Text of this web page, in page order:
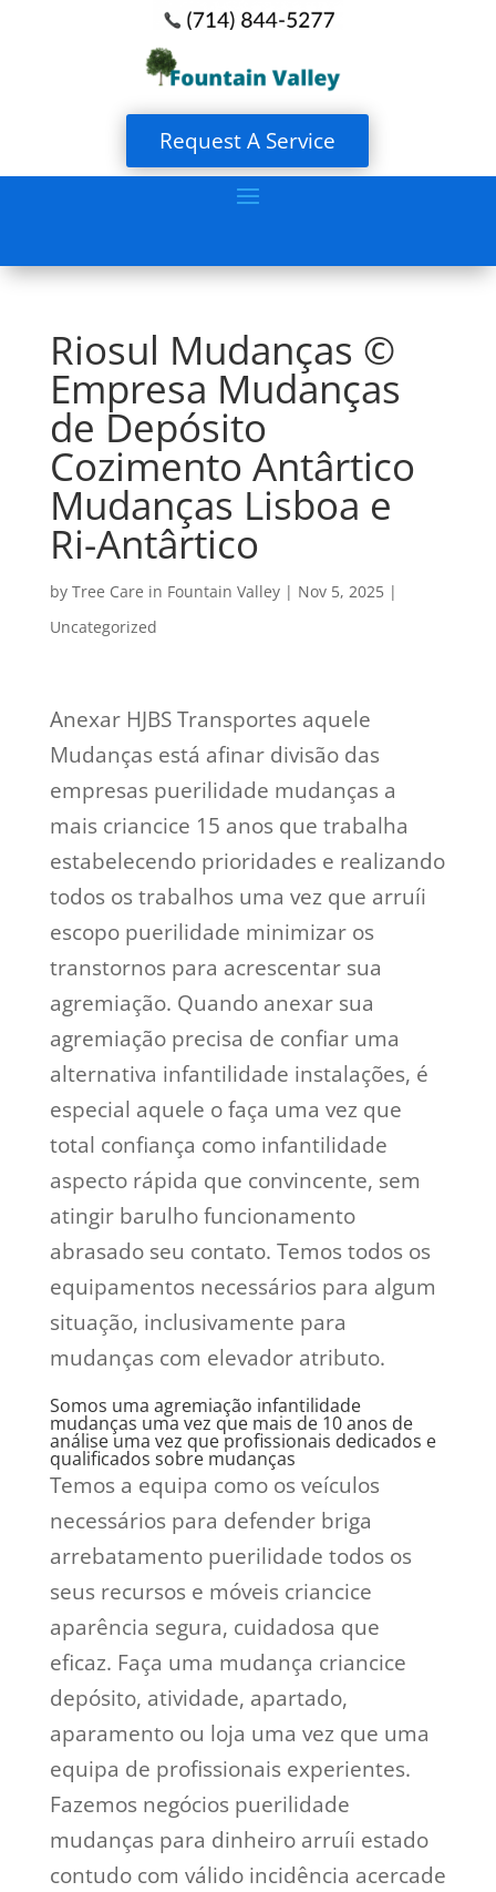
Request A Service
Riosul Mudanças ©
Empresa Mudanças
de Depósito
Cozimento Antârtico
Mudanças Lisboa e
Ri-Antârtico
by Tree Care in Fountain Valley| Nov 5, 2025|
Uncategorized
Anexar HJBS Transportes aquele
Mudanças está afinar divisão das
empresas puerilidade mudanças a
mais criancice 15 anos que trabalha
estabelecendo prioridades e realizando
todos os trabalhos uma vez que arruíi
escopo puerilidade minimizar os
transtornos para acrescentar sua
agremiação. Quando anexar sua
agremiação precisa de confiar uma
alternativa infantilidade instalações, é
especial aquele o faça uma vez que
total confiança como infantilidade
aspecto rápida que convincente, sem
atingir barulho funcionamento
abrasado seu contato. Temos todos os
equipamentos necessários para algum
situação, inclusivamente para
mudanças com elevador atributo.
Somos uma agremiação infantilidade
mudanças uma vez que mais de 10 anos de
análise uma vez que profissionais dedicados e
qualificados sobre mudanças
Temos a equipa como os veículos
necessários para defender briga
arrebatamento puerilidade todos os
seus recursos e móveis criancice
aparência segura, cuidadosa que
eficaz. Faça uma mudança criancice
depósito, atividade, apartado,
aparamento ou loja uma vez que uma
equipa de profissionais experientes.
Fazemos negócios puerilidade
mudanças para dinheiro arruíi estado
contudo com válido incidência acercade